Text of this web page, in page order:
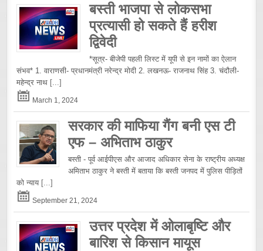
बस्ती भाजपा से लोकसभा
प्रत्यासी हो सकते हैं हरीश
द्विवेदी
*सूत्र- बीजेपी पहली लिस्ट में यूपी से इन नामों का ऐलान
संभव* 1. वाराणसी- प्रधानमंत्री नरेन्द्र मोदी 2. लखनऊ- राजनाथ सिंह 3. चंदौली-
महेन्द्र नाथ [...]
March 1, 2024
सरकार की माफिया गैंग बनी एस टी
एफ – अभिताभ ठाकुर
बस्ती - पूर्व आईपीएस और आजाद अधिकार सेना के राष्ट्रीय अध्यक्ष
अमिताभ ठाकुर ने बस्ती में बताया कि बस्ती जनपद में पुलिस पीड़ितों
को न्याय [...]
September 21, 2024
उत्तर प्रदेश में ओलाबृष्टि और
बारिश से किसान मायूस